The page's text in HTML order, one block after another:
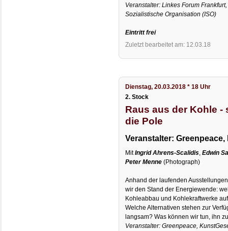
Veranstalter: Linkes Forum
Sozialistische Organisation (ISO)
Eintritt frei
Zuletzt bearbeitet am: 12.03.18
Dienstag, 20.03.2018 * 18 Uhr
2. Stock
Raus aus der Kohle
die Pole
Veranstalter:
MitIngrid Ahrens-Scalidis, Edwin
Peter Menne (Photograph)
Anhand der laufenden
wir den Stand der Energiewende:
Kohleabbau und Kohlekraftwerke
Welche Alternativen stehen zur
langsam? Was können wir tun, ihn
Veranstalter: Greenpeace,